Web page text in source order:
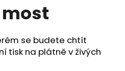
se budete chtít
tisk na plátně v živých